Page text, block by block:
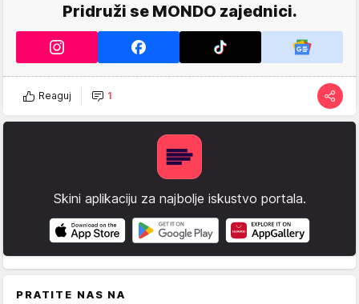
Pridruži se MONDO zajednici.
Reaguj 1
Skini aplikaciju za najbolje iskustvo portala.
PRATITE NAS NA